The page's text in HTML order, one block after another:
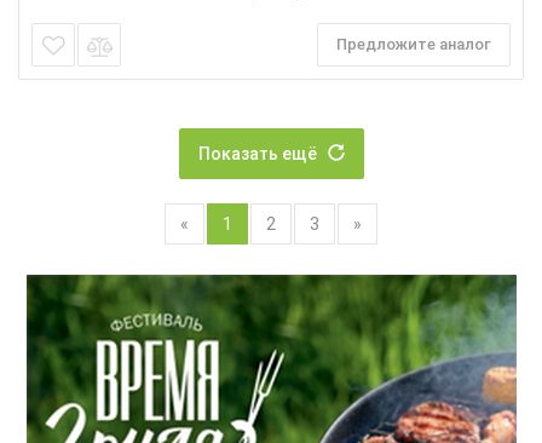
Предложите аналог
Показать ещё
« 1 2 3 »